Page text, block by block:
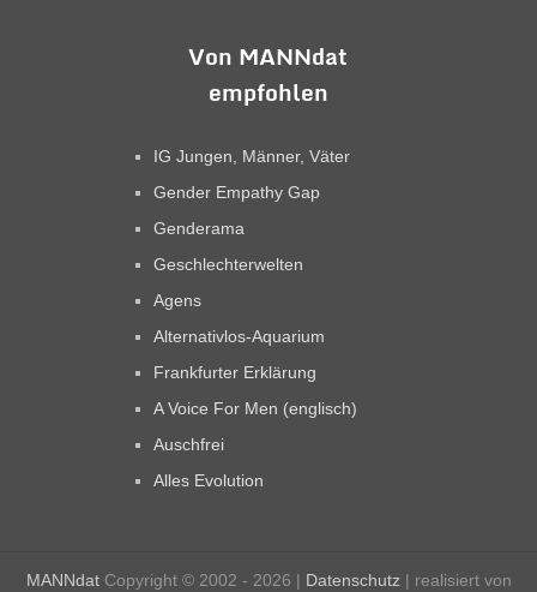
Von MANNdat
empfohlen
IG Jungen, Männer, Väter
Gender Empathy Gap
Genderama
Geschlechterwelten
Agens
Alternativlos-Aquarium
Frankfurter Erklärung
A Voice For Men (englisch)
Auschfrei
Alles Evolution
MANNdatCopyright © 2002 - 2026 | Datenschutz | realisiert von